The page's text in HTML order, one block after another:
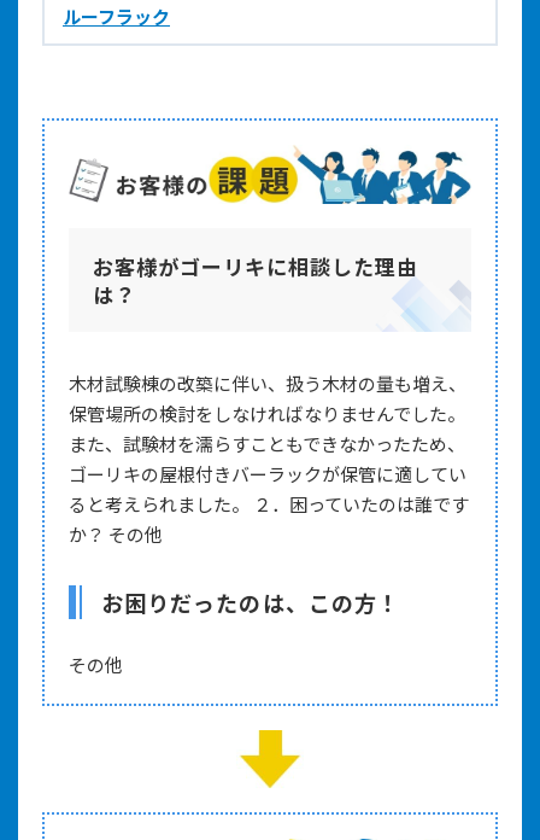
ルーフラック
お客様がゴーリキに相談した理由
は？
木材試験棟の改築に伴い、扱う木材の量も増え、
保管場所の検討をしなければなりませんでした。
また、試験材を濡らすこともできなかったため、
ゴーリキの屋根付きバーラックが保管に適してい
ると考えられました。 ２．困っていたのは誰です
か？ その他
お困りだったのは、この方！
その他